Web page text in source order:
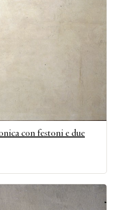
con festoni e due